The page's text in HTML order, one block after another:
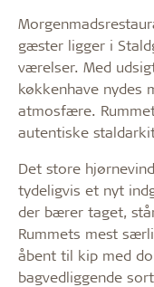
gæster ligger i
værelser. Med
køkkenhave nydes
atmosfære.
autentiske
Det store
tydeligvis et nyt
der bærer taget,
Rummets mest
åbent til kip med
bagvedliggende